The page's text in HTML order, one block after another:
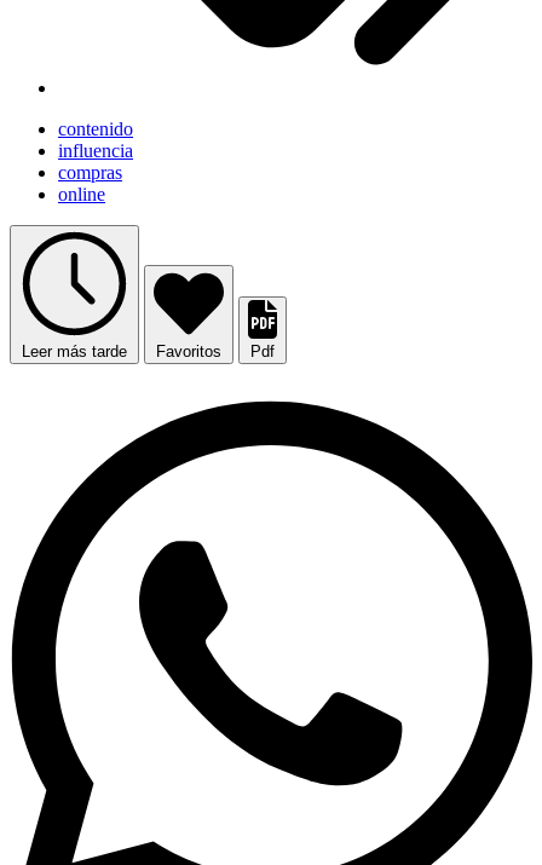
contenido
influencia
compras
online
Leer más tarde Favoritos Pdf